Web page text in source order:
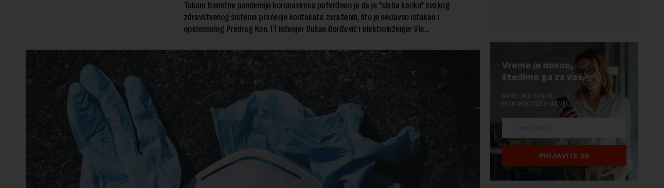
Tokom trenutne pandemije koronavirusa potvrđeno je da je "slaba karika" svakog
zdravstvenog sistema praćenje kontakata zaraženih, što je nedavno istakao i
epidemiolog Predrag Kon. IT inženjer Dušan Đorđević i elektroinženjer Vla...
Vreme je novac,
štedimo ga za vas.
NAJVREDNIJE OD NOVE
EKONOMIJE STIŽE U VAŠ MEJL.
PRIJAVITE SE